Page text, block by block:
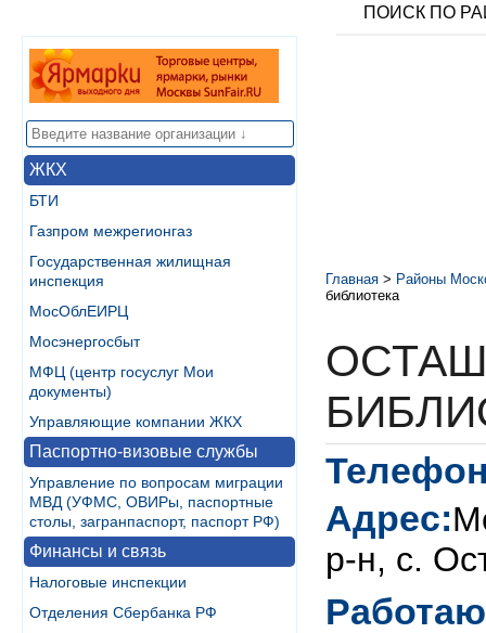
ПОИСК ПО
ЖКХ
БТИ
Газпром межрегионгаз
Государственная жилищная
инспекция
МосОблЕИРЦ
Мосэнергосбыт
МФЦ (центр госуслуг Мои
документы)
Управляющие компании ЖКХ
Паспортно-визовые службы
Управление по вопросам миграции
МВД (УФМС, ОВИРы, паспортные
столы, загранпаспорт, паспорт РФ)
Финансы и связь
Налоговые инспекции
Отделения Сбербанка РФ
Главная > Районы
библиотека
Адрес:
р-н, с.